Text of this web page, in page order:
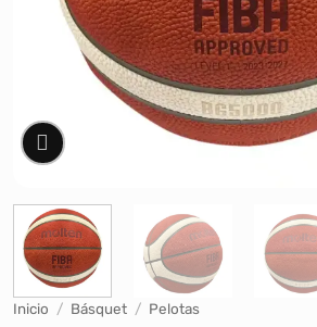
Inicio / Básquet / Pelotas